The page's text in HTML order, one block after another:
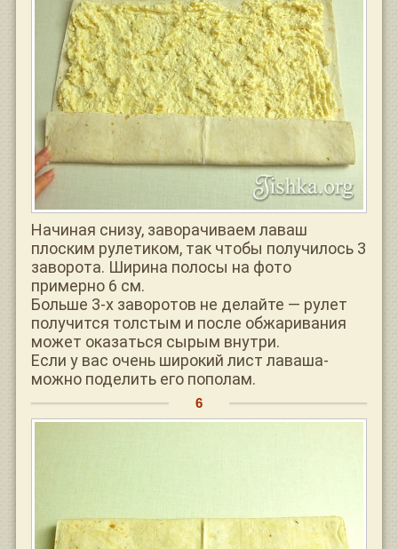
Начиная снизу, заворачиваем лаваш
плоским рулетиком, так чтобы получилось 3
заворота. Ширина полосы на фото
примерно 6 см.
Больше 3-х заворотов не делайте — рулет
получится толстым и после обжаривания
может оказаться сырым внутри.
Если у вас очень широкий лист лаваша-
можно поделить его пополам.